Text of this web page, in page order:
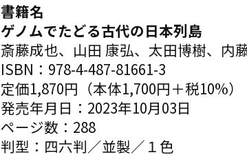
書籍名
ゲノムでたどる古代の日本列島
斎藤成也、山田 康弘、太田博樹、内
ISBN：978-4-487-81661-3
定価1,870円（本体1,700円＋税10%）
発売年月日：2023年10月03日
ページ数：288
判型：四六判／並製／１色